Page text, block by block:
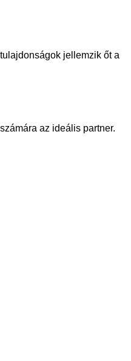
jellemzik őt a
az ideális partner.